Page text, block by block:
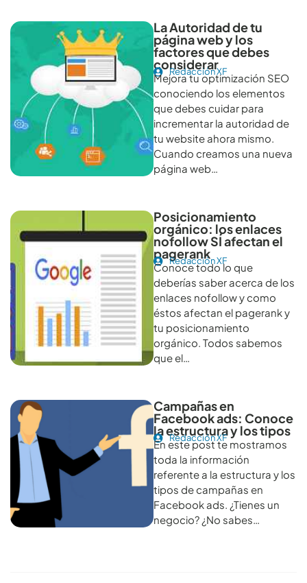
La Autoridad de tu
página web y los
factores que debes
considerar
Redacción XF
Mejora tu optimización SEO
conociendo los elementos
que debes cuidar para
incrementar la autoridad de
tu website ahora mismo.
Cuando creamos una nueva
página web…
Posicionamiento
orgánico: los enlaces
nofollow SÍ afectan el
pagerank
Redacción XF
Conoce todo lo que
deberías saber acerca de los
enlaces nofollow y como
éstos afectan el pagerank y
tu posicionamiento
orgánico. Todos sabemos
que el…
Campañas en
Facebook ads: Conoce
la estructura y los tipos
Redacción XF
En este post te mostramos
toda la información
referente a la estructura y los
tipos de campañas en
Facebook ads. ¿Tienes un
negocio? ¿No sabes…